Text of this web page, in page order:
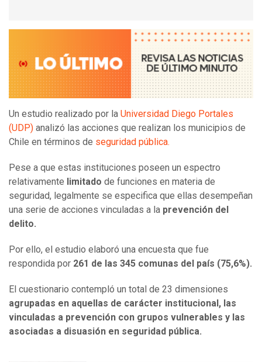
Un estudio realizado por la Universidad Diego Portales
(UDP) analizó las acciones que realizan los municipios de
Chile en términos de seguridad pública.
Pese a que estas instituciones poseen un espectro
relativamente limitado de funciones en materia de
seguridad, legalmente se especifica que ellas desempeñan
una serie de acciones vinculadas a la prevención del
delito.
Por ello, el estudio elaboró una encuesta que fue
respondida por 261 de las 345 comunas del país (75,6%).
El cuestionario contempló un total de 23 dimensiones
agrupadas en aquellas de carácter institucional, las
vinculadas a prevención con grupos vulnerables y las
asociadas a disuasión en seguridad pública.